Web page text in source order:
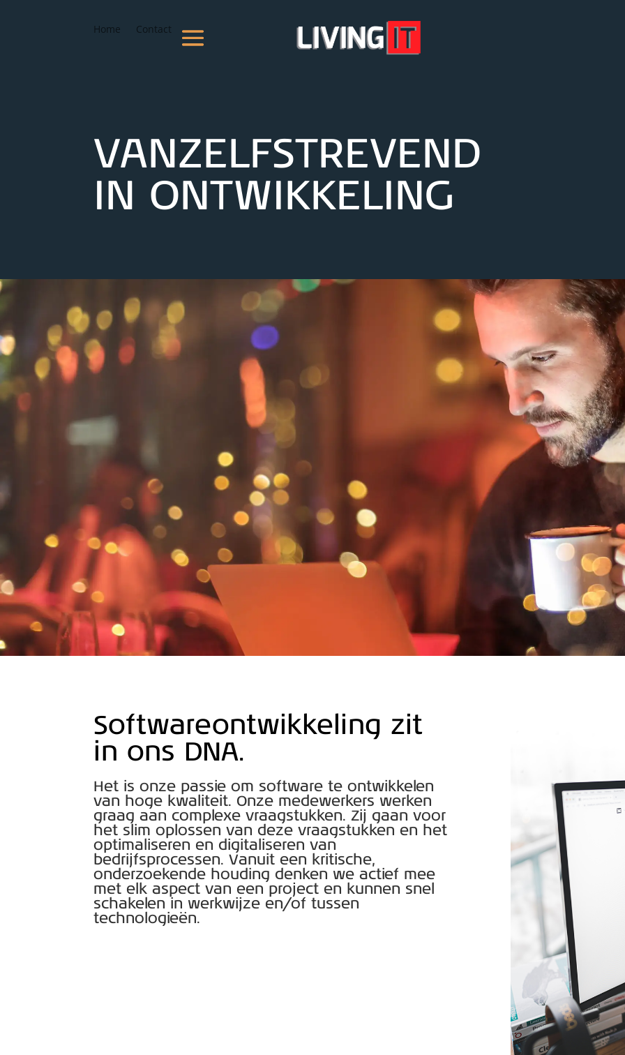
Home Contact
VANZELFSTREVEND
IN ONTWIKKELING
Softwareontwikkeling zit
in ons DNA.
Het is onze passie om software te ontwikkelen
van hoge kwaliteit. Onze medewerkers werken
graag aan complexe vraagstukken. Zij gaan voor
het slim oplossen van deze vraagstukken en het
optimaliseren en digitaliseren van
bedrijfsprocessen. Vanuit een kritische,
onderzoekende houding denken we actief mee
met elk aspect van een project en kunnen snel
schakelen in werkwijze en/of tussen
technologieën.